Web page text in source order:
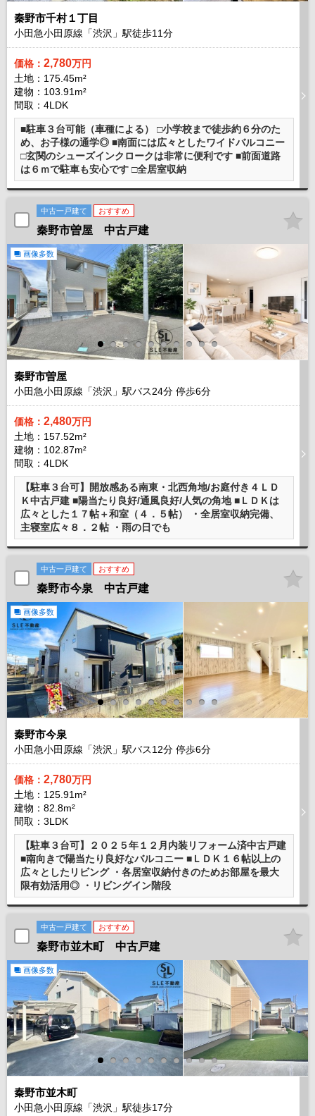
秦野市千村１丁目
小田急小田原線「渋沢」駅徒歩11分
価格： 2,780万円
土地：175.45m²
建物：103.91m²
間取：4LDK
■駐車３台可能（車種による） □小学校まで徒歩約６分のた
め、お子様の通学◎ ■南面には広々としたワイドバルコニー
□玄関のシューズインクロークは非常に便利です ■前面道路
は６ｍで駐車も安心です □全居室収納
中古一戸建て おすすめ
秦野市曽屋 中古戸建
画像多数
秦野市曽屋
小田急小田原線「渋沢」駅バス24分 停歩6分
価格： 2,480万円
土地：157.52m²
建物：102.87m²
間取：4LDK
【駐車３台可】開放感ある南東・北西角地/お庭付き４ＬＤ
Ｋ中古戸建 ■陽当たり良好/通風良好/人気の角地 ■ＬＤＫは
広々とした１７帖＋和室（４．５帖） ・全居室収納完備、
主寝室広々８．２帖 ・雨の日でも
中古一戸建て おすすめ
秦野市今泉 中古戸建
画像多数
秦野市今泉
小田急小田原線「渋沢」駅バス12分 停歩6分
価格： 2,780万円
土地：125.91m²
建物：82.8m²
間取：3LDK
【駐車３台可】２０２５年１２月内装リフォーム済中古戸建
■南向きで陽当たり良好なバルコニー ■ＬＤＫ１６帖以上の
広々としたリビング ・各居室収納付きのためお部屋を最大
限有効活用◎ ・リビングイン階段
中古一戸建て おすすめ
秦野市並木町 中古戸建
画像多数
秦野市並木町
小田急小田原線「渋沢」駅徒歩17分